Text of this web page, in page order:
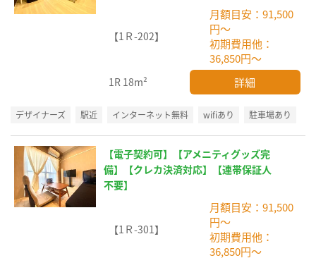
【1Ｒ-202】
月額目安：91,500
円～
初期費用他：
36,850円～
1R 18m² 詳細
デザイナーズ 駅近 インターネット無料 wifiあり 駐車場あり
【電子契約可】【アメニティグッズ完
備】【クレカ決済対応】【連帯保証人
不要】
【1Ｒ-301】
月額目安：91,500
円～
初期費用他：
36,850円～